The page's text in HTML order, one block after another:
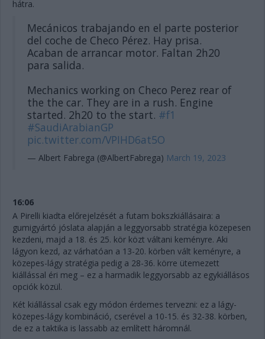
hátra.
Mecánicos trabajando en el parte posterior
del coche de Checo Pérez. Hay prisa.
Acaban de arrancar motor. Faltan 2h20
para salida.
Mechanics working on Checo Perez rear of
the the car. They are in a rush. Engine
started. 2h20 to the start. #f1
#SaudiArabianGP
pic.twitter.com/VPIHD6at5O
— Albert Fabrega (@AlbertFabrega) March 19, 2023
16:06
A Pirelli kiadta előrejelzését a futam bokszkiállásaira: a
gumigyártó jóslata alapján a leggyorsabb stratégia közepesen
kezdeni, majd a 18. és 25. kör közt váltani keményre. Aki
lágyon kezd, az várhatóan a 13-20. körben vált keményre, a
közepes-lágy stratégia pedig a 28-36. körre ütemezett
kiállással éri meg – ez a harmadik leggyorsabb az egykiállásos
opciók közül.
Két kiállással csak egy módon érdemes tervezni: ez a lágy-
közepes-lágy kombináció, cserével a 10-15. és 32-38. körben,
de ez a taktika is lassabb az említett háromnál.